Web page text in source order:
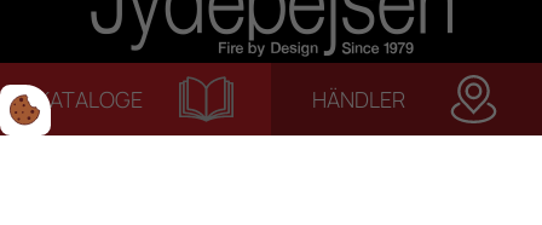
KATALOGE HÄNDLER